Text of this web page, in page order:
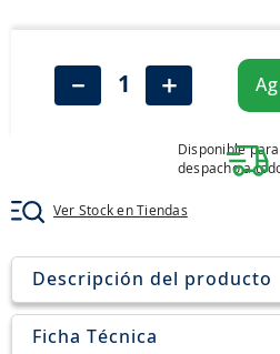
＋
－
Disponible para
despacho a
Ver Stock en Tiendas
Descripción del producto
Ficha Técnica
neumáticos 235